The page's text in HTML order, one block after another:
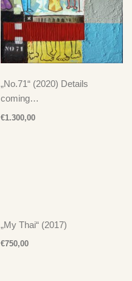
„No.71“ (2020) Details
coming…
€1.300,00
„My Thai“ (2017)
€750,00